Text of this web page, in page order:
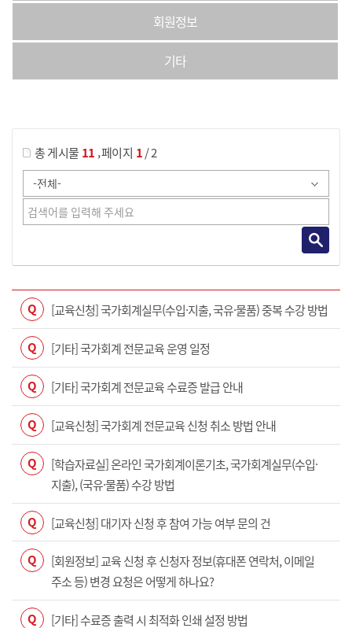
회원정보
기타
총 게시물 11 ,페이지 1/ 2
Q [교육신청] 국가회계실무(수입·지출, 국유·물품) 중복 수강 방법
Q [기타] 국가회계 전문교육 운영 일정
Q [기타] 국가회계 전문교육 수료증 발급 안내
Q [교육신청] 국가회계 전문교육 신청 취소 방법 안내
Q
[학습자료실] 온라인 국가회계이론기초, 국가회계실무(수입·
지출), (국유·물품) 수강 방법
Q [교육신청] 대기자 신청 후 참여 가능 여부 문의 건
Q
[회원정보] 교육 신청 후 신청자 정보(휴대폰 연락처, 이메일
주소 등) 변경 요청은 어떻게 하나요?
Q [기타] 수료증 출력 시 최적화 인쇄 설정 방법